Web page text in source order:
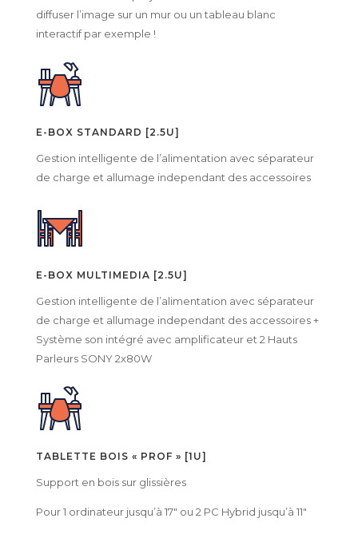
diffuser l’image sur un mur ou un tableau blanc
interactif par exemple !
E-BOX STANDARD [2.5U]
Gestion intelligente de l’alimentation avec séparateur
de charge et allumage independant des accessoires
E-BOX MULTIMEDIA [2.5U]
Gestion intelligente de l’alimentation avec séparateur
de charge et allumage independant des accessoires +
Système son intégré avec amplificateur et 2 Hauts
Parleurs SONY 2x80W
TABLETTE BOIS « PROF » [1U]
Support en bois sur glissières
Pour 1 ordinateur jusqu’à 17″ ou 2 PC Hybrid jusqu’à 11″